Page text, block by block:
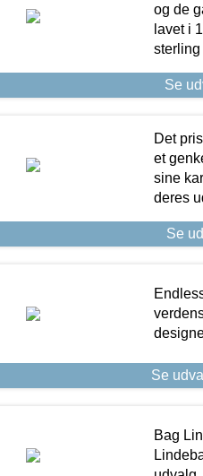
og de
lavet i
sterling
Se
Det
et
sine
deres
Se
Se
Bag